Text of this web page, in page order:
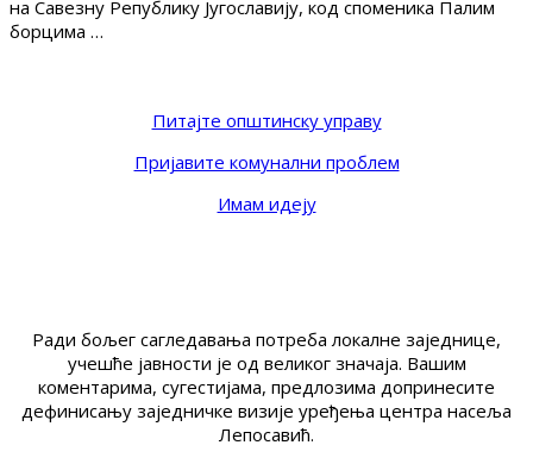
на Савезну Републику Југославију, код споменика Палим
борцима …
Питајте општинску управу
Пријавите комунални проблем
Имам идеју
Ради бољег сагледавања потреба локалне заједнице,
учешће јавности је од великог значаја. Вашим
коментарима, сугестијама, предлозима допринесите
дефинисању заједничке визије уређења центра насеља
Лепосавић.